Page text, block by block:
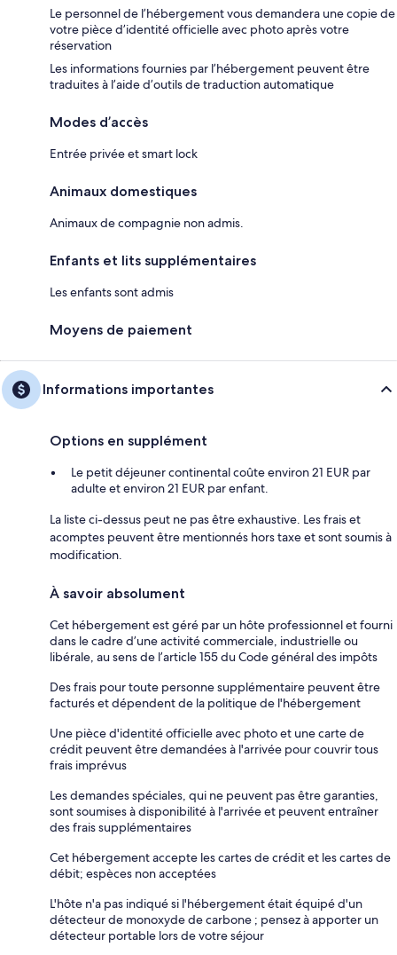
Le personnel de l’hébergement vous demandera une copie de
votre pièce d’identité officielle avec photo après votre
réservation
Les informations fournies par l’hébergement peuvent être
traduites à l’aide d’outils de traduction automatique
Modes d’accès
Entrée privée et smart lock
Animaux domestiques
Animaux de compagnie non admis.
Enfants et lits supplémentaires
Les enfants sont admis
Moyens de paiement
Informations importantes
Options en supplément
Le petit déjeuner continental coûte environ 21 EUR par
adulte et environ 21 EUR par enfant.
La liste ci-dessus peut ne pas être exhaustive. Les frais et
acomptes peuvent être mentionnés hors taxe et sont soumis à
modification.
À savoir absolument
Cet hébergement est géré par un hôte professionnel et fourni
dans le cadre d’une activité commerciale, industrielle ou
libérale, au sens de l’article 155 du Code général des impôts
Des frais pour toute personne supplémentaire peuvent être
facturés et dépendent de la politique de l'hébergement
Une pièce d'identité officielle avec photo et une carte de
crédit peuvent être demandées à l'arrivée pour couvrir tous
frais imprévus
Les demandes spéciales, qui ne peuvent pas être garanties,
sont soumises à disponibilité à l'arrivée et peuvent entraîner
des frais supplémentaires
Cet hébergement accepte les cartes de crédit et les cartes de
débit; espèces non acceptées
L'hôte n'a pas indiqué si l'hébergement était équipé d'un
détecteur de monoxyde de carbone ; pensez à apporter un
détecteur portable lors de votre séjour